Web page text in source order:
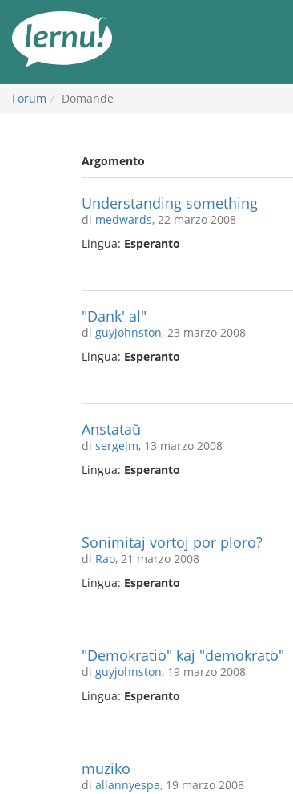
all’indice
Forum Domande
Argomento
Understanding something
di medwards, 22 marzo 2008
Lingua: Esperanto
"Dank' al"
di guyjohnston, 23 marzo 2008
Lingua: Esperanto
Anstataŭ
di sergejm, 13 marzo 2008
Lingua: Esperanto
Sonimitaj vortoj por ploro?
di Rao, 21 marzo 2008
Lingua: Esperanto
"Demokratio" kaj "demokrato"
di guyjohnston, 19 marzo 2008
Lingua: Esperanto
muziko
di allannyespa, 19 marzo 2008